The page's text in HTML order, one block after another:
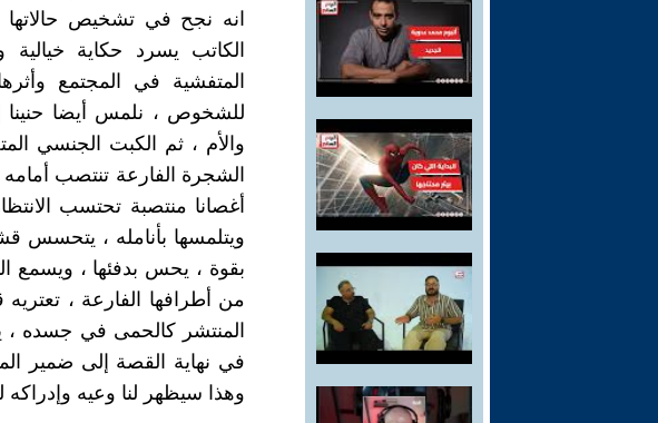
الكاتب يسرد حكاية خيالية
المتفشية في المجتمع
للشخوص ، نلمس أيضا حنينا
والأم ، ثم الكبت الجنسي
الشجرة الفارعة تنتصب
أغصانا منتصبة تحتسب
ويتلمسها بأنامله ، يتحسس
بقوة ، يحس بدفئها ، ويسمع
من أطرافها الفارعة ،
المنتشر كالحمى في جسده
في نهاية القصة إلى ضمير
وهذا سيظهر لنا وعيه